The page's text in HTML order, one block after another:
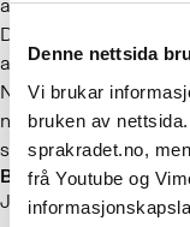
Denne nettsida
Vi brukar
bruken av
sprakradet.no,
frå Youtube og
arbeidsmiljø og HMS
Dessuten er
arbeidsgiverne skal
Norskopplæring er
nettverk blant de
samhold og
Bruk humor!
Juan Carlos